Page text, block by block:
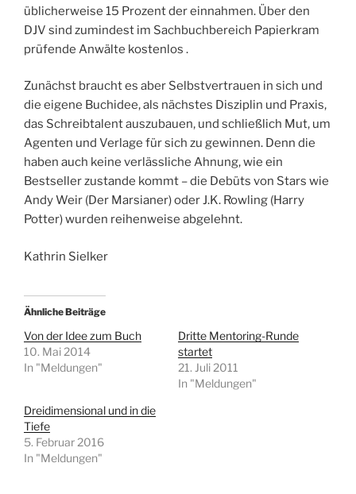
üblicherweise 15 Prozent der einnahmen. Über den
DJV sind zumindest im Sachbuchbereich Papierkram
prüfende Anwälte kostenlos .
Zunächst braucht es aber Selbstvertrauen in sich und
die eigene Buchidee, als nächstes Disziplin und Praxis,
das Schreibtalent auszubauen, und schließlich Mut, um
Agenten und Verlage für sich zu gewinnen. Denn die
haben auch keine verlässliche Ahnung, wie ein
Bestseller zustande kommt – die Debüts von Stars wie
Andy Weir (Der Marsianer) oder J.K. Rowling (Harry
Potter) wurden reihenweise abgelehnt.
Kathrin Sielker
Ähnliche Beiträge
Von der Idee zum Buch
10. Mai 2014
In "Meldungen"
Dritte Mentoring-Runde
startet
21. Juli 2011
In "Meldungen"
Dreidimensional und in die
Tiefe
5. Februar 2016
In "Meldungen"